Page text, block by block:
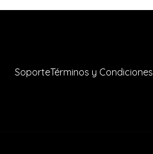
SoporteTérminos y Condiciones